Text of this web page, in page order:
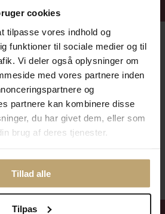
cookies
tilpasse vores indhold og
funktioner til sociale medier og til
Vi deler også oplysninger om
med vores partnere inden
og
partnere kan kombinere disse
du har givet dem, eller som
brug af deres tjenester.
Tillad alle
Tilpas
velkomstrabat
i vores nyhedsbrev
Læs mere her
mig nyhedsbrevet